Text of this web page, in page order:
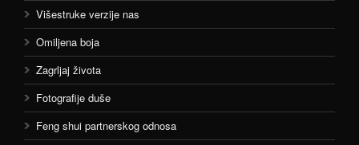
Višestruke verzije nas
Omiljena boja
Zagrljaj života
Fotografije duše
Feng shui partnerskog odnosa